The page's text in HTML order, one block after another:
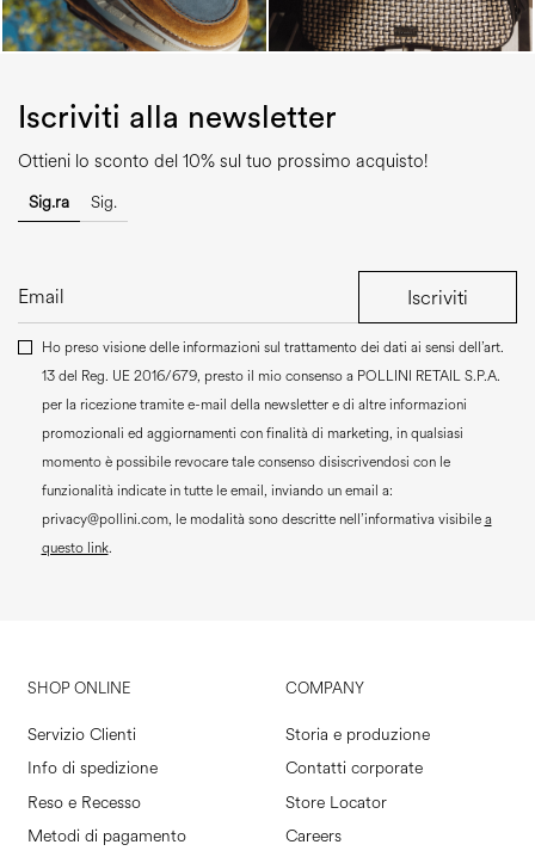
Iscriviti alla newsletter
Ottieni lo sconto del 10% sul tuo prossimo acquisto!
Sig.ra Sig.
Iscriviti
Ho preso visione delle informazioni sul trattamento dei dati ai sensi dell’art.
13 del Reg. UE 2016/679, presto il mio consenso a POLLINI RETAIL S.P.A.
per la ricezione tramite e-mail della newsletter e di altre informazioni
promozionali ed aggiornamenti con finalità di marketing, in qualsiasi
momento è possibile revocare tale consenso disiscrivendosi con le
funzionalità indicate in tutte le email, inviando un email a:
privacy@pollini.com, le modalità sono descritte nell’informativa visibilea
questo link.
SHOP ONLINE
Servizio Clienti
Info di spedizione
Reso e Recesso
Metodi di pagamento
COMPANY
Storia e produzione
Contatti corporate
Store Locator
Careers